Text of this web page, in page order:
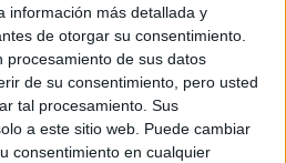
información más detallada y
de otorgar su consentimiento.
procesamiento de sus datos
de su consentimiento, pero usted
tal procesamiento. Sus
a este sitio web. Puede cambiar
consentimiento en cualquier
HOY LEO
HOROSCOPO